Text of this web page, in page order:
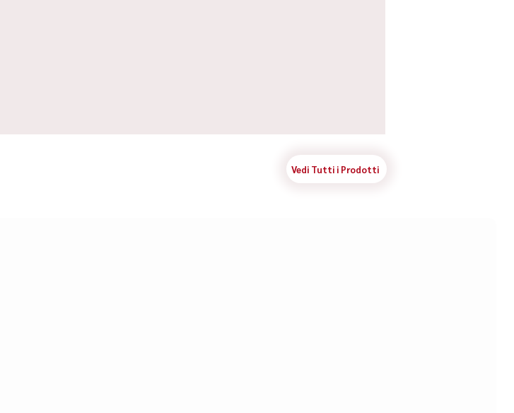
Vedi Tutti i Prodotti